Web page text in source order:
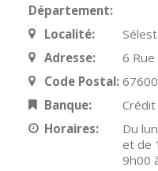
Département:
Localité:
Adresse:
6
Code Postal: 67600
Banque:
Horaires:
Du
et de
9h00